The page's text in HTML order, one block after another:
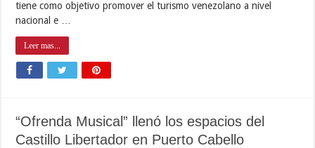
tiene como objetivo promover el turismo venezolano a nivel
nacional e …
Leer mas...
“Ofrenda Musical” llenó los espacios del
Castillo Libertador en Puerto Cabello